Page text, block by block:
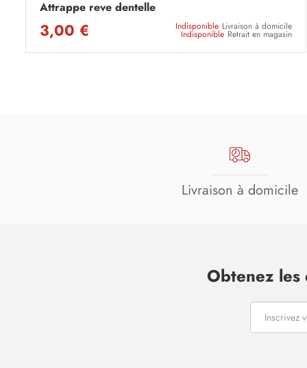
Attrappe reve dentelle
3,00 € Indisponible Livraison à domicile
Indisponible Retrait en magasin
Livraison à domicile
Obtenez les